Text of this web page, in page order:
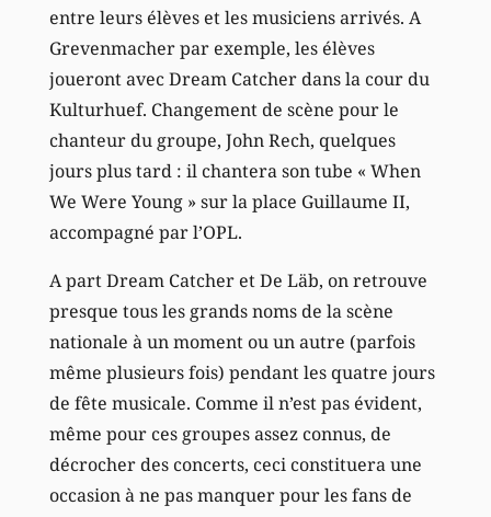
entre leurs élèves et les musiciens arrivés. A
Grevenmacher par exemple, les élèves
joueront avec Dream Catcher dans la cour du
Kulturhuef. Changement de scène pour le
chanteur du groupe, John Rech, quelques
jours plus tard : il chantera son tube « When
We Were Young » sur la place Guillaume II,
accompagné par l’OPL.
A part Dream Catcher et De Läb, on retrouve
presque tous les grands noms de la scène
nationale à un moment ou un autre (parfois
même plusieurs fois) pendant les quatre jours
de fête musicale. Comme il n’est pas évident,
même pour ces groupes assez connus, de
décrocher des concerts, ceci constituera une
occasion à ne pas manquer pour les fans de